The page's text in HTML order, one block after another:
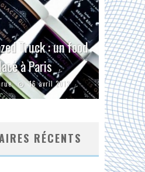
Truck : un food
à Paris
16 avril 2013
RÉCENTS